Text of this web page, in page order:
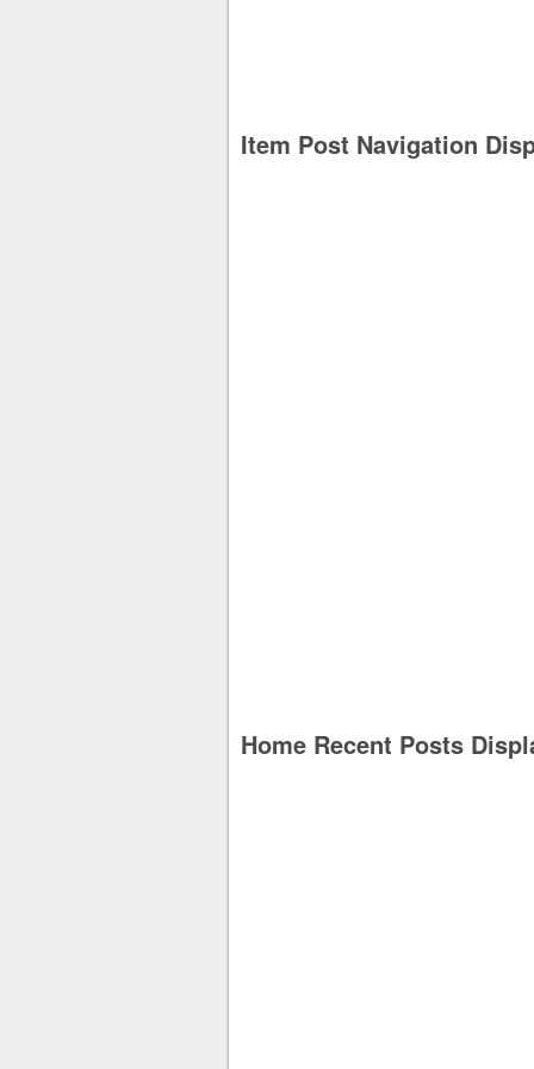
Item Post Navigation
Home Recent Posts